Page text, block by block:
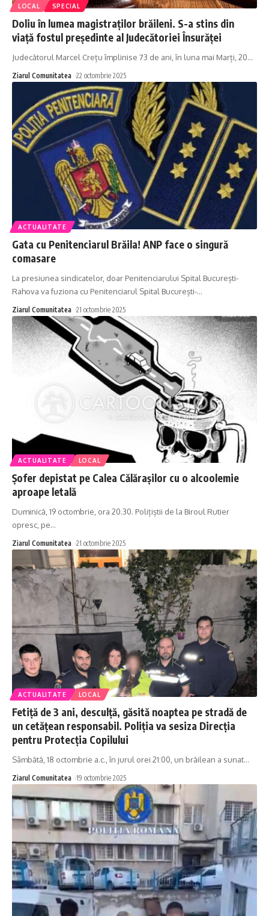
LOCAL SPECIAL
Doliu în lumea magistraților brăileni. S-a stins din
viață fostul președinte al Judecătoriei Însurăței
Judecătorul Marcel Crețu împlinise 73 de ani, în luna mai Marți, 20…
Ziarul Comunitatea 22 octombrie 2025
ACTUALITATE
Gata cu Penitenciarul Brăila! ANP face o singură
comasare
La presiunea sindicatelor, doar Penitenciarului Spital București-
Rahova va fuziona cu Penitenciarul Spital București-…
Ziarul Comunitatea 21 octombrie 2025
ACTUALITATE LOCAL
Șofer depistat pe Calea Călărașilor cu o alcoolemie
aproape letală
Duminică, 19 octombrie, ora 20.30. Polițiștii de la Biroul Rutier
opresc, pe…
Ziarul Comunitatea 21 octombrie 2025
ACTUALITATE LOCAL
Fetiță de 3 ani, desculță, găsită noaptea pe stradă de
un cetățean responsabil. Poliția va sesiza Direcția
pentru Protecția Copilului
Sâmbătă, 18 octombrie a.c., în jurul orei 21:00, un brăilean a sunat…
Ziarul Comunitatea 19 octombrie 2025